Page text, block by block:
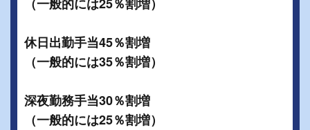
休日出勤手当45％割増
（一般的には35％割増）
深夜勤務手当30％割増
（一般的には25％割増）